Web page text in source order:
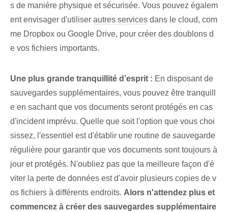
s de manière ‌physique et sécurisée‍. Vous pouvez égalem
ent⁢ envisager d'utiliser autres services dans le cloud, com
me Dropbox ou Google Drive, pour créer des doublons d
e vos fichiers importants.
Une plus grande tranquillité d’esprit : En disposant de
sauvegardes supplémentaires, vous pouvez être tranquill
e en sachant que vos documents seront protégés en cas
d'incident imprévu. Quelle que soit l'option que vous choi
sissez, l'essentiel est d'établir une routine de sauvegarde
régulière pour garantir que vos documents sont toujours à
jour et protégés. N'oubliez pas que la meilleure façon d'é
viter la perte de données est d'avoir plusieurs copies de v
os fichiers à différents endroits. Alors n'attendez plus et
commencez à créer des sauvegardes supplémentaire